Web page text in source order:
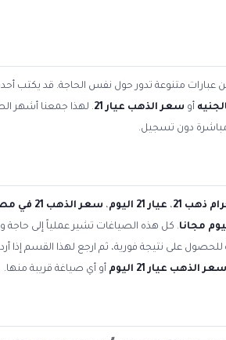
عبارات متنوعة تدور حول نفس الحاجة. قد يكتب
أو سعر الذهب عيار 21 . لهذا جمعنا أشهر
مباشرة دون تسجيل.
ذهب 21 ، عيار 21 اليوم ، سعر الذهب 21 في مصر
. كل هذه الصياغات تشير عملياً إلى حاجة
على نتيجة فورية، ثم ارجع لهذا القسم إذا
سعر الذهب عيار 21 اليوم أو أي صياغة قريبة منها.